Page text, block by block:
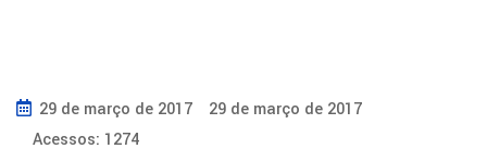
29 de março de 2017
29 de março de 2017
Acessos: 1274